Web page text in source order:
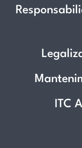
ITC